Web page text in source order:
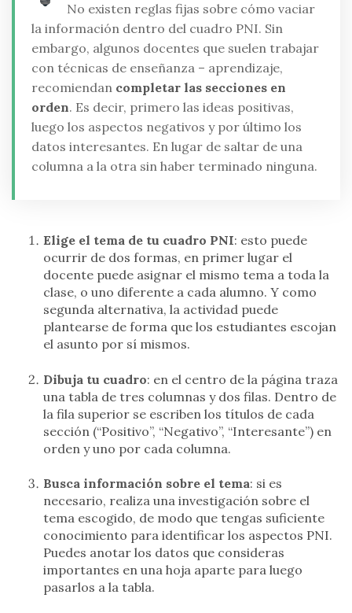
No existen reglas fijas sobre cómo vaciar
la información dentro del cuadro PNI. Sin
embargo, algunos docentes que suelen trabajar
con técnicas de enseñanza – aprendizaje,
recomiendan completar las secciones en
orden. Es decir, primero las ideas positivas,
luego los aspectos negativos y por último los
datos interesantes. En lugar de saltar de una
columna a la otra sin haber terminado ninguna.
Elige el tema de tu cuadro PNI: esto puede
ocurrir de dos formas, en primer lugar el
docente puede asignar el mismo tema a toda la
clase, o uno diferente a cada alumno. Y como
segunda alternativa, la actividad puede
plantearse de forma que los estudiantes escojan
el asunto por sí mismos.
Dibuja tu cuadro: en el centro de la página traza
una tabla de tres columnas y dos filas. Dentro de
la fila superior se escriben los títulos de cada
sección (“Positivo”, “Negativo”, “Interesante”) en
orden y uno por cada columna.
Busca información sobre el tema: si es
necesario, realiza una investigación sobre el
tema escogido, de modo que tengas suficiente
conocimiento para identificar los aspectos PNI.
Puedes anotar los datos que consideras
importantes en una hoja aparte para luego
pasarlos a la tabla.